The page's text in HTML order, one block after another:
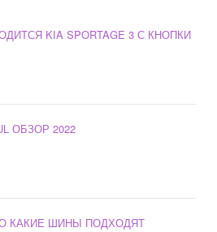
KIA SPORTAGE 3 С КНОПКИ
ОБЗОР 2022
КАКИЕ ШИНЫ ПОДХОДЯТ